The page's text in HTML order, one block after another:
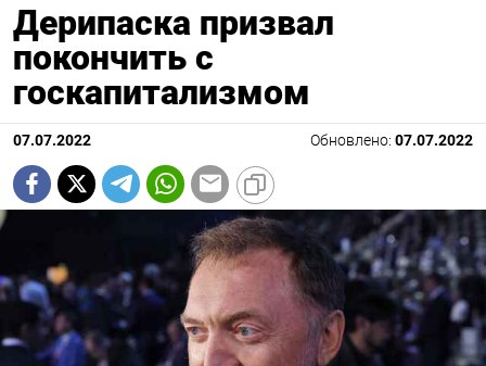
Дерипаска призвал
покончить с
госкапитализмом
07.07.2022 Обновлено: 07.07.2022